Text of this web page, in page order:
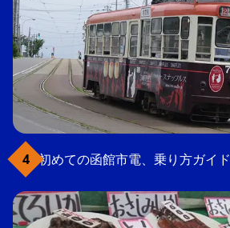
初めての函館市電、乗り方ガイド